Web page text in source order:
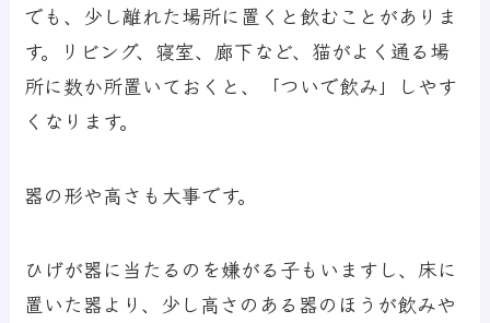
でも、少し離れた場所に置くと飲むことがありま
す。リビング、寝室、廊下など、猫がよく通る場
所に数か所置いておくと、「ついで飲み」しやす
くなります。
器の形や高さも大事です。
ひげが器に当たるのを嫌がる子もいますし、床に
置いた器より、少し高さのある器のほうが飲みや